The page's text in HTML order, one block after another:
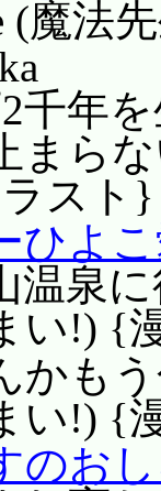
(魔法
千年
まら
スト}
ひよ
温泉
い!) {
かも
い!) {
のおし